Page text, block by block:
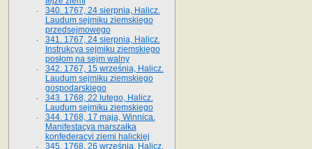
340. 1767, 24 sierpnia, Halicz.
Laudum sejmiku ziemskiego
przedsejmowego
341. 1767, 24 sierpnia, Halicz.
Instrukcya sejmiku ziemskiego
posłom na sejm walny
342. 1767, 15 września, Halicz.
Laudum sejmiku ziemskiego
gospodarskiego
343. 1768, 22 lutego, Halicz.
Laudum sejmiku ziemskiego
344. 1768, 17 maja, Winnica.
Manifestacya marszałka
konfederacyi ziemi halickiej
345. 1768, 26 września, Halicz.